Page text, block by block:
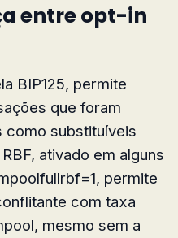
entre opt-in
BIP125, permite
que foram
como substituíveis
ativado em alguns
permite
com taxa
mesmo sem a